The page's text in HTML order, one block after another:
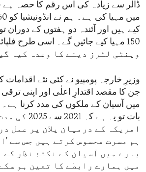
ڈالر سے زیادہ کی اُس رقم کا حصہ ہے
کیے ہیں اور آئندہ دو ہفتوں کے دوران
وینٹی لٹرز دینے کا وعدہ کیا
وزیرِ خارجہ پومپیو نے کئی نئے اقدامات
جن کا مقصد اقتدارِ اعلٰی اور اپنی
میں آسیان کے ملکوں کی مدد کرنا
بات تو یہ ہے
امریکہ کے درمیان پلان پر عمل
ہم مسرت محسوس کرتے ہیں جس سے
بارے میں آسیان کے نکتۂ نظر کے
میں ہمارے رابطے کا تعین ہو